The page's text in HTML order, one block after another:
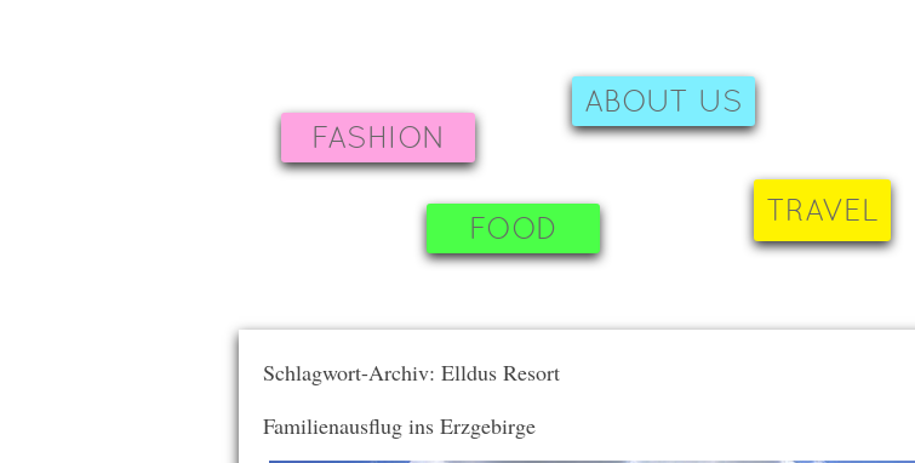
FASHION
FOOD
TRAVEL
ABOUT US
Schlagwort-Archiv: Elldus Resort
Familienausflug ins Erzgebirge